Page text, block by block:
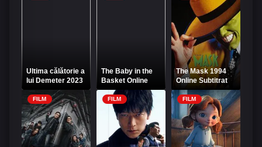
Ultima călătorie a
lui Demeter 2023
Online Subtitrat
The Baby in the
Basket Online
Subtitrat
The Mask 1994
Online Subtitrat
FILM FILM FILM